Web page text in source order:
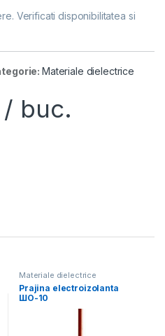
Verificati disponibilitatea si
Materiale dielectrice
/ buc.
Materiale dielectrice
Prajina electroizolanta
ШО-10